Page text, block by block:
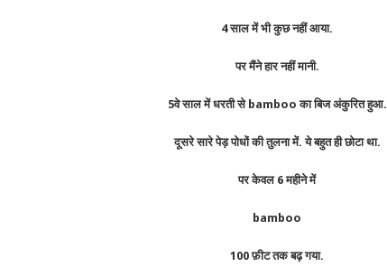
4 साल में भी कुछ नहीं आया.
पर मैंने हार नहीं मानी.
5वे साल में धरती से bamboo का बिज अंकुरित हुआ.
दूसरे सारे पेड़ पोधों की तुलना में. ये बहुत ही छोटा था.
पर केवल 6 महीने में
bamboo
100 फ़ीट तक बढ़ गया.